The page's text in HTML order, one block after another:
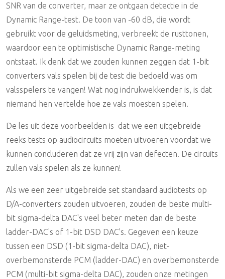
SNR van de converter, maar ze ontgaan detectie in de
Dynamic Range-test. De toon van -60 dB, die wordt
gebruikt voor de geluidsmeting, verbreekt de rusttonen,
waardoor een te optimistische Dynamic Range-meting
ontstaat. Ik denk dat we zouden kunnen zeggen dat 1-bit
converters vals spelen bij de test die bedoeld was om
valsspelers te vangen! Wat nog indrukwekkender is, is dat
niemand hen vertelde hoe ze vals moesten spelen.
De les uit deze voorbeelden is dat we een uitgebreide
reeks tests op audiocircuits moeten uitvoeren voordat we
kunnen concluderen dat ze vrij zijn van defecten. De circuits
zullen vals spelen als ze kunnen!
Als we een zeer uitgebreide set standaard audiotests op
D/A-converters zouden uitvoeren, zouden de beste multi-
bit sigma-delta DAC's veel beter meten dan de beste
ladder-DAC's of 1-bit DSD DAC's. Gegeven een keuze
tussen een DSD (1-bit sigma-delta DAC), niet-
overbemonsterde PCM (ladder-DAC) en overbemonsterde
PCM (multi-bit sigma-delta DAC), zouden onze metingen